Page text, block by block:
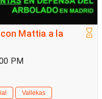
Mattia a la
PM
Vallekas